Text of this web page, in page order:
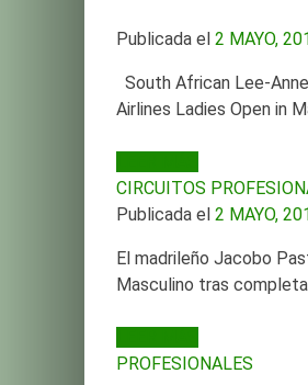
Publicada el 2 MAYO,
South African Lee-
Airlines Ladies Open in
CIRCUITOS
Publicada el 2 MAYO,
El madrileño Jacobo
Masculino tras
PROFESIONALES